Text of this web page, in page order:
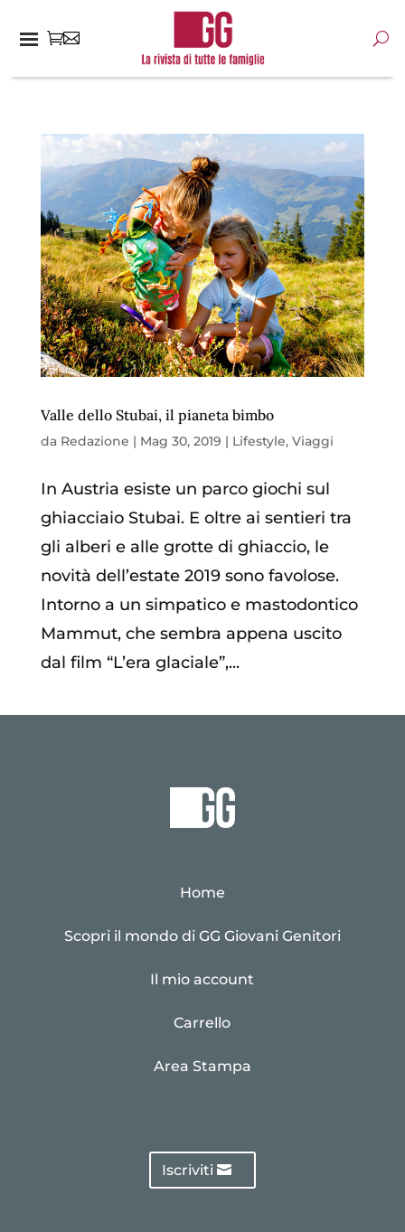
Valle dello Stubai, il pianeta bimbo
da Redazione | Mag 30, 2019 | Lifestyle, Viaggi
In Austria esiste un parco giochi sul
ghiacciaio Stubai. E oltre ai sentieri tra
gli alberi e alle grotte di ghiaccio, le
novità dell’estate 2019 sono favolose.
Intorno a un simpatico e mastodontico
Mammut, che sembra appena uscito
dal film “L’era glaciale”,...
Home
Scopri il mondo di GG Giovani Genitori
Il mio account
Carrello
Area Stampa
Iscriviti